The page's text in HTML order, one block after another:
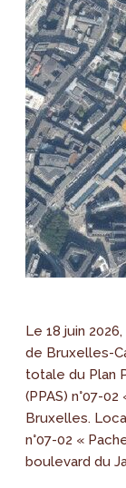
Le 18 juin
de Bruxelles-
totale du Plan
(PPAS) n°07-
Bruxelles.
n°07-02 «
boulevard du